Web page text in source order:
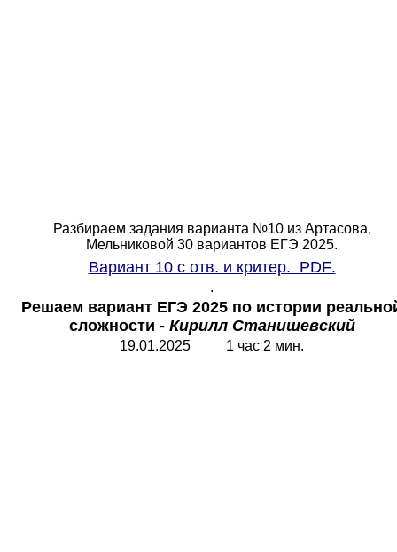
Разбираем задания варианта №10 из Артасова,
Мельниковой 30 вариантов ЕГЭ 2025.
Вариант 10 с отв. и критер. PDF.
.
Решаем вариант ЕГЭ 2025 по истории
сложности - Кирилл Станишевский
19.01.2025 1 час 2 мин.